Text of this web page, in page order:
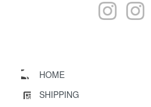
HOME
SHIPPING